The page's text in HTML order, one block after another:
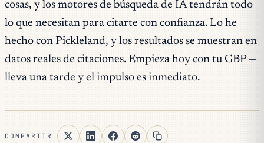
cosas, y los motores de búsqueda de IA tendrán todo
lo que necesitan para citarte con confianza. Lo he
hecho con Pickleland, y los resultados se muestran en
datos reales de citaciones. Empieza hoy con tu GBP —
lleva una tarde y el impulso es inmediato.
COMPARTIR